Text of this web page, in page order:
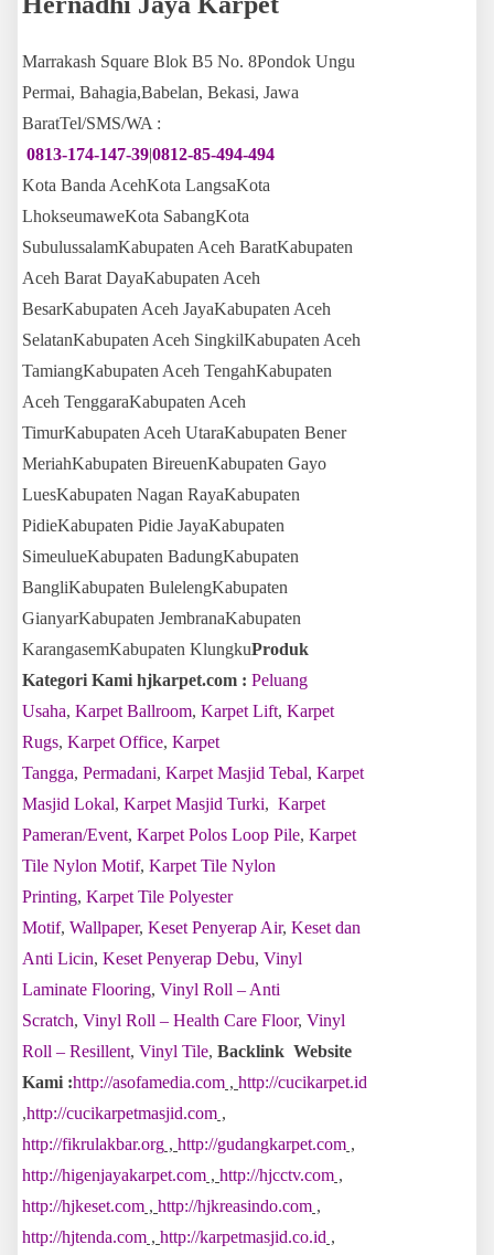
Marrakash Square Blok B5 No. 8Pondok Ungu
Permai, Bahagia,Babelan, Bekasi, Jawa
BaratTel/SMS/WA :
0813-174-147-39|0812-85-494-494
Kota Banda AcehKota LangsaKota
LhokseumaweKota SabangKota
SubulussalamKabupaten Aceh BaratKabupaten
Aceh Barat DayaKabupaten Aceh
BesarKabupaten Aceh JayaKabupaten Aceh
SelatanKabupaten Aceh SingkilKabupaten Aceh
TamiangKabupaten Aceh TengahKabupaten
Aceh TenggaraKabupaten Aceh
TimurKabupaten Aceh UtaraKabupaten Bener
MeriahKabupaten BireuenKabupaten Gayo
LuesKabupaten Nagan RayaKabupaten
PidieKabupaten Pidie JayaKabupaten
SimeulueKabupaten BadungKabupaten
BangliKabupaten BulelengKabupaten
GianyarKabupaten JembranaKabupaten
KarangasemKabupaten KlungkuProduk
Kategori Kami hjkarpet.com : Peluang
Usaha, Karpet Ballroom, Karpet Lift, Karpet
Rugs, Karpet Office, Karpet
Tangga, Permadani, Karpet Masjid Tebal, Karpet
Masjid Lokal, Karpet Masjid Turki, Karpet
Pameran/Event, Karpet Polos Loop Pile, Karpet
Tile Nylon Motif, Karpet Tile Nylon
Printing, Karpet Tile Polyester
Motif, Wallpaper, Keset Penyerap Air, Keset dan
Anti Licin, Keset Penyerap Debu, Vinyl
Laminate Flooring, Vinyl Roll – Anti
Scratch, Vinyl Roll – Health Care Floor, Vinyl
Roll – Resillent, Vinyl Tile, Backlink Website
Kami :http://asofamedia.com , http://cucikarpet.id
,http://cucikarpetmasjid.com ,
http://fikrulakbar.org , http://gudangkarpet.com ,
http://higenjayakarpet.com , http://hjcctv.com ,
http://hjkeset.com , http://hjkreasindo.com ,
http://hjtenda.com , http://karpetmasjid.co.id ,